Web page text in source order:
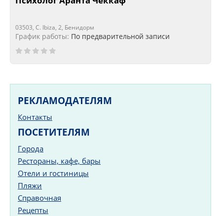
03503, C. Ibiza, 2, Бенидорм
График работы: По предварительной записи
РЕКЛАМОДАТЕЛЯМ
Контакты
ПОСЕТИТЕЛЯМ
Города
Рестораны, кафе, бары
Отели и гостиницы
Пляжи
Справочная
Рецепты